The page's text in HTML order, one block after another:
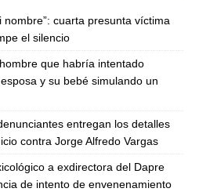
cuarta presunta víctima
el silencio
que habría intentado
y su bebé simulando un
entregan los detalles
contra Jorge Alfredo Vargas
a exdirectora del Dapre
de intento de envenenamiento